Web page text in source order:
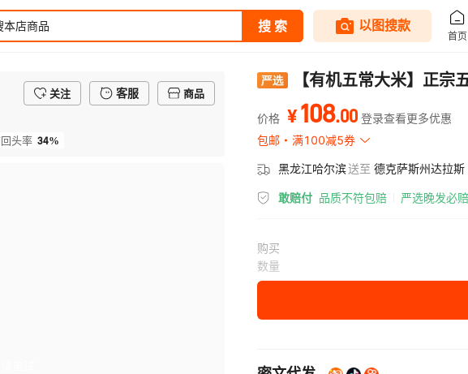
关注 客服
商品
头率 34%
【有机五常大米】正
价格 ¥108.00 登录查看更多优惠
包邮
满100减5券
黑龙江哈尔滨送至 德克萨斯州达拉斯
敢赔付 品质不符包赔 严选晚发必赔
购买
数量